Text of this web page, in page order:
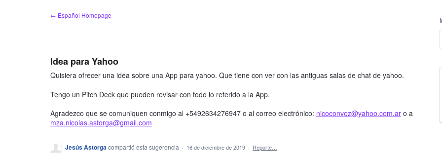
← Español Homepage
Idea para Yahoo
Quisiera ofrecer una idea sobre una App para yahoo. Que tiene con ver con las antiguas salas de chat de yahoo.
Tengo un Pitch Deck que pueden revisar con todo lo referido a la App.
Agradezco que se comuniquen conmigo al +5492634276947 o al correo electrónico: nicoconvoz@yahoo.com.ar o a
mza.nicolas.astorga@gmail.com
Jesús Astorgacompartió esta sugerencia · 16 de diciembre de 2019 · Reporte…